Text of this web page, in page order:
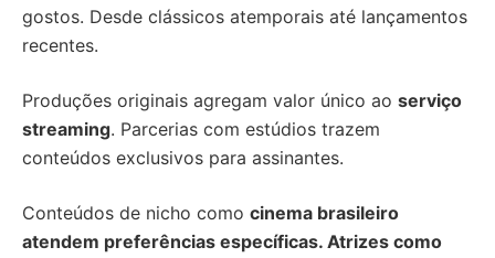
gostos. Desde clássicos atemporais até lançamentos
recentes.
Produções originais agregam valor único ao serviço
streaming. Parcerias com estúdios trazem
conteúdos exclusivos para assinantes.
Conteúdos de nicho como cinema brasileiro
atendem preferências específicas. Atrizes como